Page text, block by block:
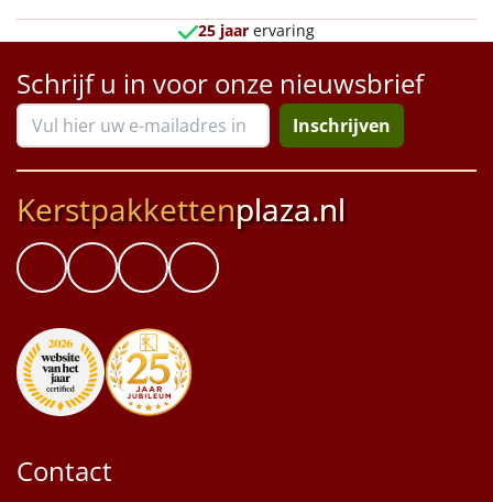
25 jaar ervaring
Schrijf u in voor onze nieuwsbrief
Inschrijven
Kerstpakkettenplaza.nl
Contact